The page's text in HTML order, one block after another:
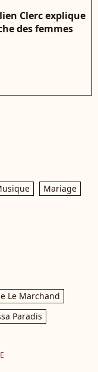
Clerc explique
des femmes
Mariage
Le Marchand
Paradis